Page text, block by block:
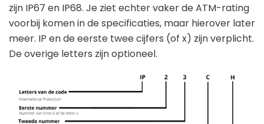
zijn IP67 en IP68. Je ziet echter vaker de ATM-rating
voorbij komen in de specificaties, maar hierover later
meer. IP en de eerste twee cijfers (of x) zijn verplicht.
De overige letters zijn optioneel.